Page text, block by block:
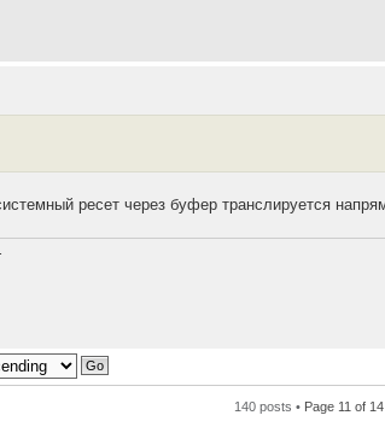
ресет через буфер транслируется
140 posts • Page 11 of 14